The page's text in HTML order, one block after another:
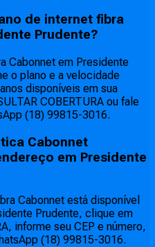
de internet fibra
Prudente?
Cabonnet em Presidente
o plano e a velocidade
disponíveis em sua
COBERTURA ou fale
(18) 99815-3016.
Cabonnet
em Presidente
Cabonnet está disponível
Prudente, clique em
informe seu CEP e número,
(18) 99815-3016.